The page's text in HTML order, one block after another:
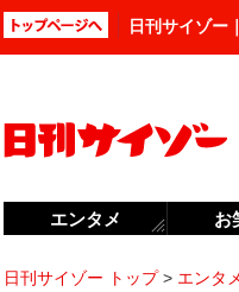
日刊サイゾー
日刊サイゾー トップ> エンタ
エンタメ お